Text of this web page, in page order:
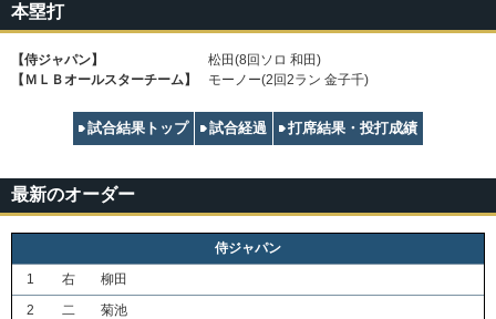
本塁打
【侍ジャパン】
松田(8回ソロ 和田)
【ＭＬＢオールスターチーム】
モーノー(2回2ラン 金子千)
試合結果トップ 試合経過 打席結果・投打成績
最新のオーダー
侍ジャパン
1
右
柳田
2
二
菊池